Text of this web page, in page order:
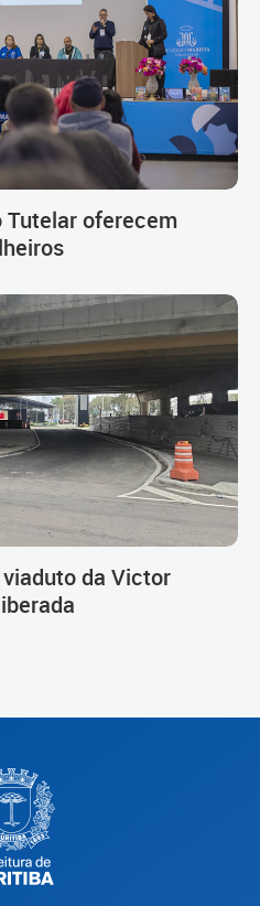
Tutelar oferecem
da Victor